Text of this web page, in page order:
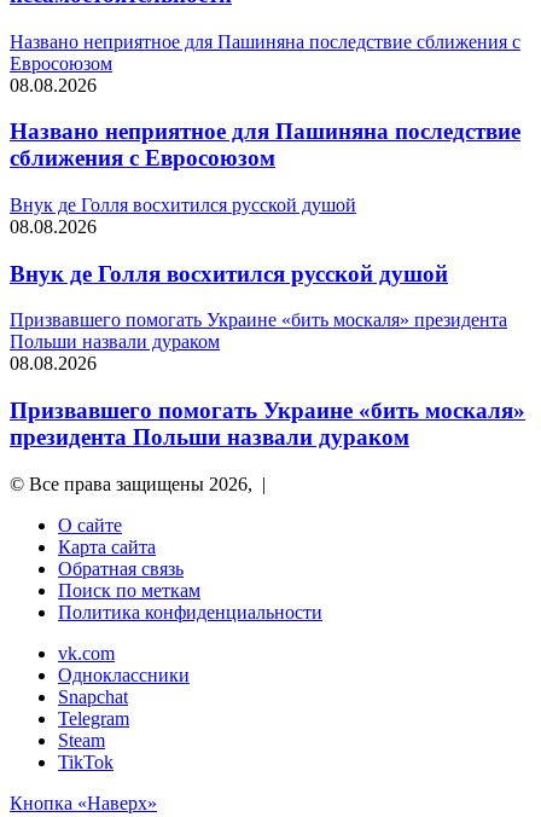
Названо неприятное для Пашиняна последствие сближения с
Евросоюзом
08.08.2026
Названо неприятное для Пашиняна последствие
сближения с Евросоюзом
Внук де Голля восхитился русской душой
08.08.2026
Внук де Голля восхитился русской душой
Призвавшего помогать Украине «бить москаля» президента
Польши назвали дураком
08.08.2026
Призвавшего помогать Украине «бить москаля»
президента Польши назвали дураком
© Все права защищены 2026, |
О сайте
Карта сайта
Обратная связь
Поиск по меткам
Политика конфиденциальности
vk.com
Одноклассники
Snapchat
Telegram
Steam
TikTok
Кнопка «Наверх»